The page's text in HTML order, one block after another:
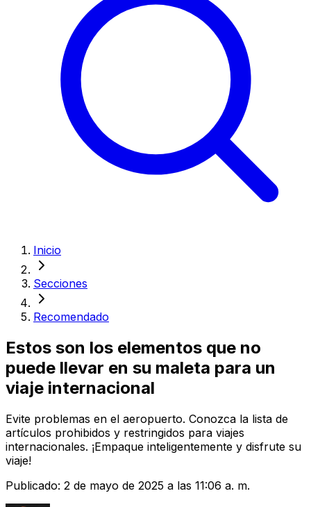
Inicio
Secciones
Recomendado
Estos son los elementos que no
puede llevar en su maleta para un
viaje internacional
Evite problemas en el aeropuerto. Conozca la lista de
artículos prohibidos y restringidos para viajes
internacionales. ¡Empaque inteligentemente y disfrute su
viaje!
Publicado: 2 de mayo de 2025 a las 11:06 a. m.